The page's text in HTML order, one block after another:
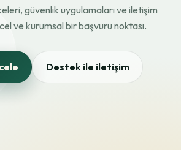
güvenlik uygulamaları ve iletişim
ve kurumsal bir başvuru noktası.
Destek ile iletişim